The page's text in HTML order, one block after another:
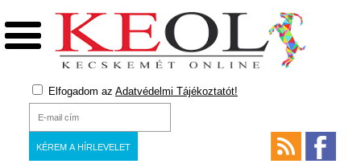
Elfogadom az Adatvédelmi Tájékoztatót!